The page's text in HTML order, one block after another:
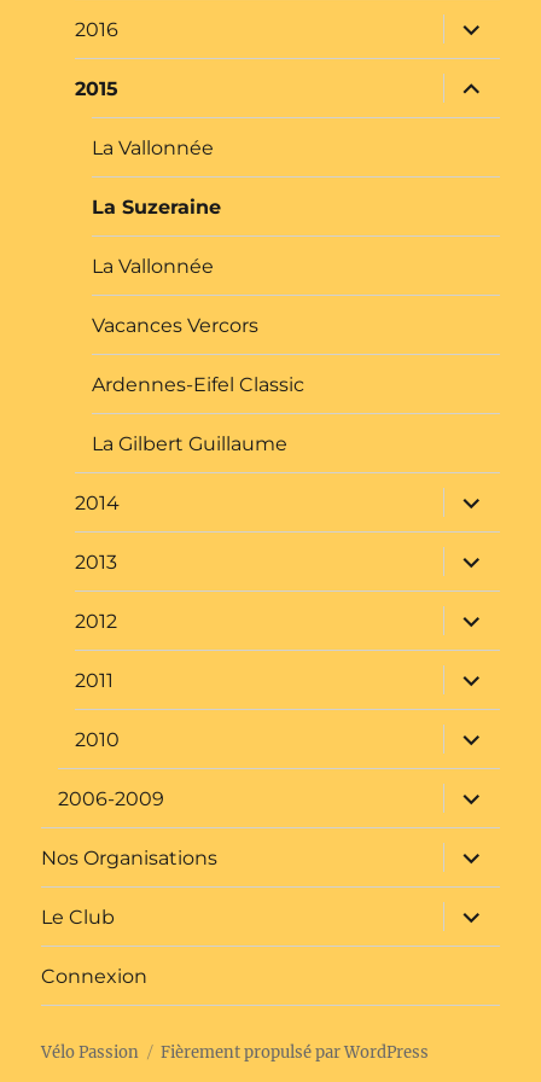
La Suzeraine
La Vallonnée
Vacances Vercors
Ardennes-Eifel Classic
La Gilbert Guillaume
2014
le
2013
le
2012
le
sous-
menu
2011
ouvrir
le
sous-
menu
2010
ouvrir
le
sous-
menu
2006-2009
ouvrir
le
sous-
menu
Nos Organisations
ouvrir
le
sous-
menu
Le Club
ouvrir
le
sous-
menu
Connexion
Vélo Passion Fièrement propulsé par WordPress